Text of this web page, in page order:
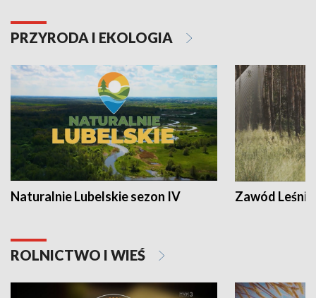
PRZYRODA I EKOLOGIA
Naturalnie Lubelskie sezon IV Zawód Leśnik
ROLNICTWO I WIEŚ